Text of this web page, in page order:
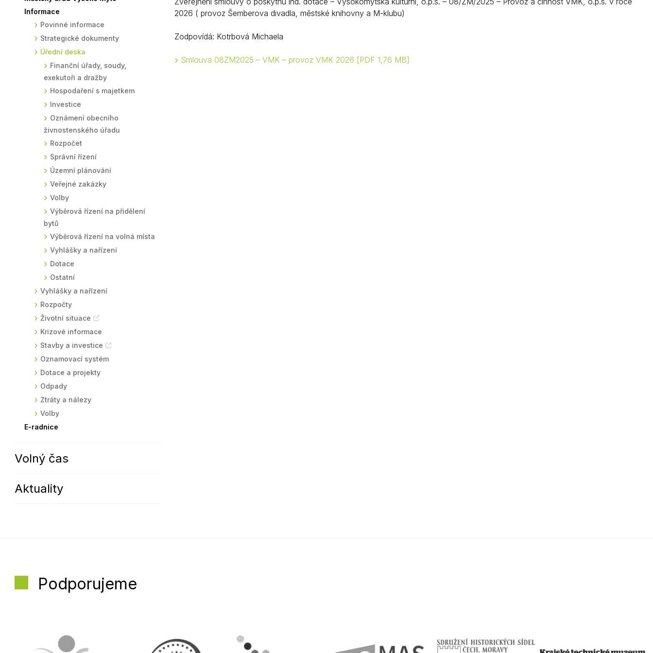
Sodomkovo Vysoké Mýto
Veterináři
Komise
Symboly města
Krizové informace
Informace
Povinné informace
Strategické dokumenty
Úřední deska
Finanční úřady, soudy,
exekutoři a dražby
Hospodaření s majetkem
Investice
Oznámení obecního
živnostenského úřadu
Rozpočet
Správní řízení
Územní plánování
Veřejné zakázky
Volby
Výběrová řízení na přidělení
bytů
Výběrová řízení na volná místa
Vyhlášky a nařízení
Dotace
Ostatní
Vyhlášky a nařízení
Rozpočty
Životní situace
Krizové informace
Stavby a investice
Oznamovací systém
Dotace a projekty
Odpady
Ztráty a nálezy
Volby
E-radnice
Volný čas
Aktuality
2026 ( provoz Šemberova divadla, městské knihovny a M-klubu)
Zodpovídá: Kotrbová Michaela
Smlouva 08ZM2025 – VMK – provoz VMK 2026 PDF 1,76 MB
Podporujeme